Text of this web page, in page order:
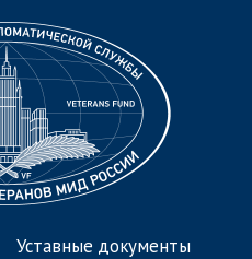
Уставные документы